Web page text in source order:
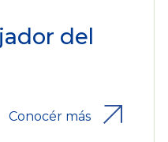
del
Conocér más